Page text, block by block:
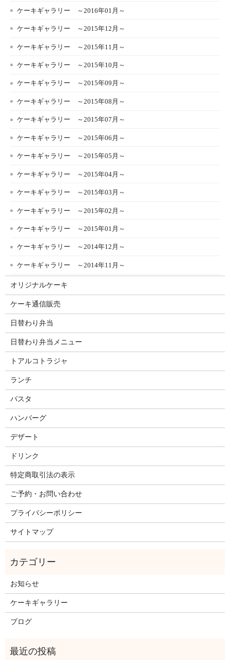
ケーキギャラリー ～2016年01月～
ケーキギャラリー ～2015年12月～
ケーキギャラリー ～2015年11月～
ケーキギャラリー ～2015年10月～
ケーキギャラリー ～2015年09月～
ケーキギャラリー ～2015年08月～
ケーキギャラリー ～2015年07月～
ケーキギャラリー ～2015年06月～
ケーキギャラリー ～2015年05月～
ケーキギャラリー ～2015年04月～
ケーキギャラリー ～2015年03月～
ケーキギャラリー ～2015年02月～
ケーキギャラリー ～2015年01月～
ケーキギャラリー ～2014年12月～
ケーキギャラリー ～2014年11月～
オリジナルケーキ
ケーキ通信販売
日替わり弁当
日替わり弁当メニュー
トアルコトラジャ
ランチ
パスタ
ハンバーグ
デザート
ドリンク
特定商取引法の表示
ご予約・お問い合わせ
プライバシーポリシー
サイトマップ
お知らせ
ケーキギャラリー
ブログ